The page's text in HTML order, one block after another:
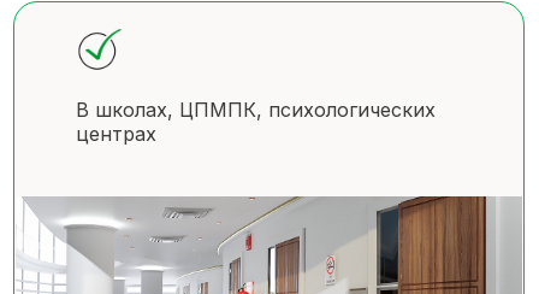
В школах, ЦПМПК, психологических
центрах